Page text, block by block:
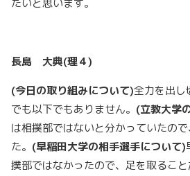
たいと思います。
長島 大典(理４)
(今日の取り組みについて)全力を出し
でも以下でもありません。 (立教大学
は相撲部ではないと分かっていたの
た。 (早稲田大学の相手選手について)
撲部ではなかったので、足を取るこ